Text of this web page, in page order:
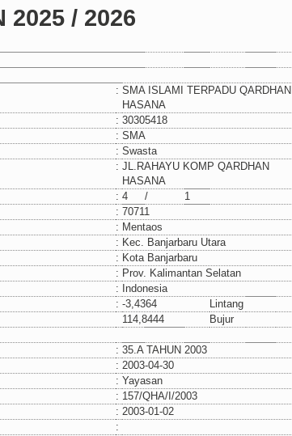
2025 / 2026
: SMA ISLAMI TERPADU QARDHAN
HASANA
: 30305418
: SMA
: Swasta
: JL.RAHAYU KOMP QARDHAN
HASANA
: 4 /
1
: 70711
: Mentaos
: Kec. Banjarbaru Utara
: Kota Banjarbaru
: Prov. Kalimantan Selatan
: Indonesia
: -3,4364
Lintang
114,8444
Bujur
: 35.A TAHUN 2003
: 2003-04-30
: Yayasan
: 157/QHA/I/2003
: 2003-01-02
: